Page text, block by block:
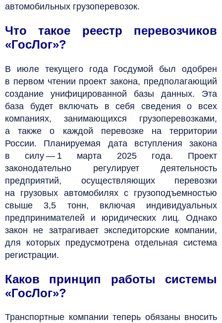
автомобильных грузоперевозок.
Что такое реестр перевозчиков
«ГосЛог»?
В июле текущего года Госдумой был одобрен
в первом чтении проект закона, предполагающий
создание унифицированной базы данных. Эта
база будет включать в себя сведения о всех
компаниях, занимающихся грузоперевозками,
а также о каждой перевозке на территории
России. Планируемая дата вступления закона
в силу — 1 марта 2025 года. Проект
законодательно регулирует деятельность
предприятий, осуществляющих перевозки
на грузовых автомобилях с грузоподъемностью
свыше 3,5 тонн, включая индивидуальных
предпринимателей и юридических лиц. Однако
закон не затрагивает экспедиторские компании,
для которых предусмотрена отдельная система
регистрации.
Каков принцип работы системы
«ГосЛог»?
Транспортные компании теперь обязаны вносить